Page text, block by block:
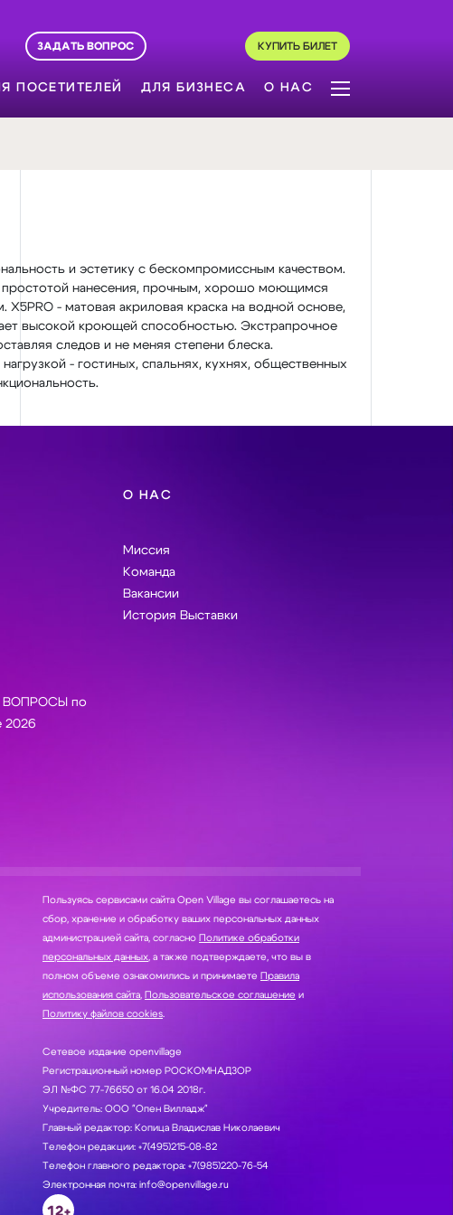
ЗАДАТЬ ВОПРОС КУПИТЬ БИЛЕТ
ПОСЕТИТЕЛЕЙ ДЛЯ БИЗНЕСА О НАС
и эстетику с бескомпромиссным качеством.
простотой нанесения, прочным, хорошо моющимся
- матовая акриловая краска на водной основе,
высокой кроющей способностью. Экстрапрочное
следов и не меняя степени блеска.
- гостиных, спальнях, кухнях, общественных
по
2026
О НАС
Миссия
Команда
Вакансии
История Выставки
Пользуясь сервисами сайта Open Village вы соглашаетесь на
сбор, хранение и обработку ваших персональных данных
администрацией сайта, согласно Политике обработки
персональных данных , а также подтверждаете, что вы в
полном объеме ознакомились и принимаете Правила
использования сайта Пользовательское соглашение и
Политику файлов cookies.
Сетевое издание openvillage
Регистрационный номер РОСКОМНАДЗОР
ЭЛ №ФС 77-76650 от 16.04 2018г.
Учредитель: ООО "Опен Вилладж"
Главный редактор: Копица Владислав Николаевич
Телефон редакции: +7(495)215-08-82
Телефон главного редактора: +7(985)220-76-54
Электронная почта: info@openvillage.ru
12+